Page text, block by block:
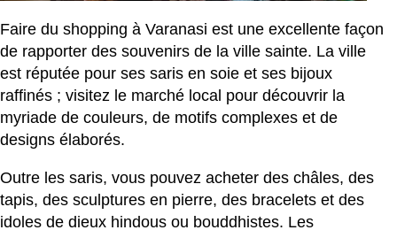
Faire du shopping à Varanasi est une excellente façon
de rapporter des souvenirs de la ville sainte. La ville
est réputée pour ses saris en soie et ses bijoux
raffinés ; visitez le marché local pour découvrir la
myriade de couleurs, de motifs complexes et de
designs élaborés.
Outre les saris, vous pouvez acheter des châles, des
tapis, des sculptures en pierre, des bracelets et des
idoles de dieux hindous ou bouddhistes. Les